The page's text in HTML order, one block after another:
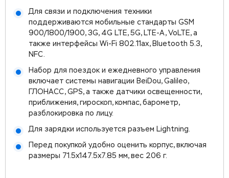
Для связи и подключения техники
поддерживаются мобильные стандарты GSM
900/1800/1900, 3G, 4G LTE, 5G, LTE-A, VoLTE, а
также интерфейсы Wi-Fi 802.11ax, Bluetooth 5.3,
NFC.
Набор для поездок и ежедневного управления
включает системы навигации BeiDou, Galileo,
ГЛОНАСС, GPS, а также датчики освещенности,
приближения, гироскоп, компас, барометр,
разблокировка по лицу.
Для зарядки используется разъем Lightning.
Перед покупкой удобно оценить корпус, включая
размеры 71.5x147.5x7.85 мм, вес 206 г.